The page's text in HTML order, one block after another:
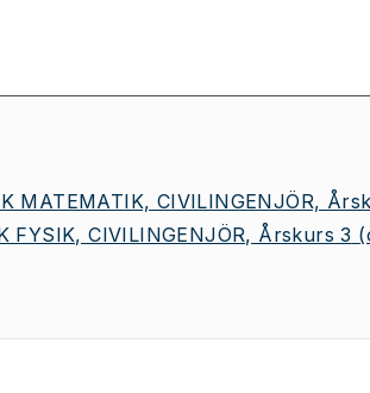
MATEMATIK, CIVILINGENJÖR,
FYSIK, CIVILINGENJÖR, Årskurs 3